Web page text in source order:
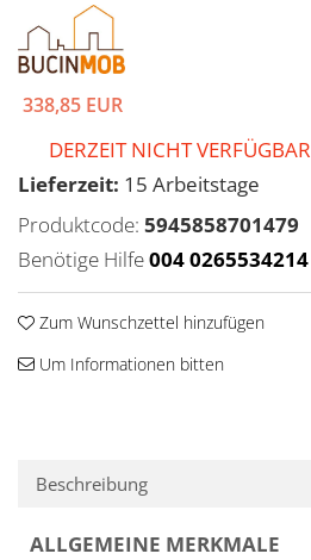
338,85 EUR
DERZEIT NICHT VERFÜGBAR
Lieferzeit: 15 Arbeitstage
Produktcode: 5945858701479
Benötige Hilfe004 0265534214
Zum Wunschzettel hinzufügen
Um Informationen bitten
Beschreibung
ALLGEMEINE MERKMALE